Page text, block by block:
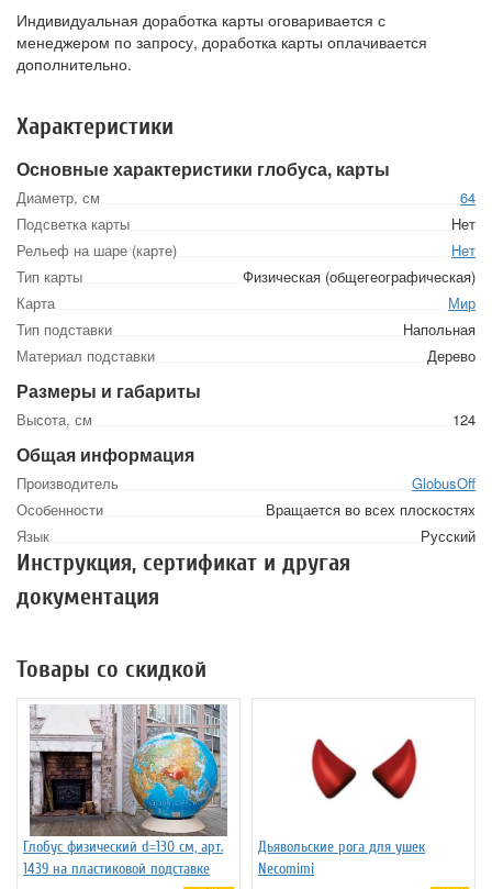
Индивидуальная доработка карты оговаривается с
менеджером по запросу, доработка карты оплачивается
дополнительно.
Характеристики
Основные характеристики глобуса, карты
Диаметр, см
64
Подсветка карты
Нет
Рельеф на шаре (карте)
Нет
Тип карты
Физическая (общегеографическая)
Карта
Мир
Тип подставки
Напольная
Материал подставки
Дерево
Размеры и габариты
Высота, см 124
Общая информация
Производитель
GlobusOff
Особенности
Вращается во всех плоскостях
Язык
Русский
Инструкция, сертификат и другая
документация
Товары со скидкой
Глобус физический d=130 см, арт.
1439 на пластиковой подставке
Дьявольские рога для ушек
Necomimi